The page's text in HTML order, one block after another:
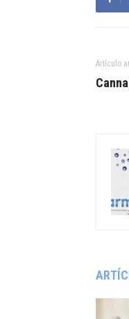
Artículo